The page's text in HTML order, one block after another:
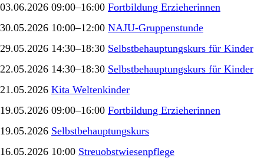
03.06.2026 09:00–16:00 Fortbildung Erzieherinnen
30.05.2026 10:00–12:00 NAJU-Gruppenstunde
29.05.2026 14:30–18:30 Selbstbehauptungskurs für Kinder
22.05.2026 14:30–18:30 Selbstbehauptungskurs für Kinder
21.05.2026 Kita Weltenkinder
19.05.2026 09:00–16:00 Fortbildung Erzieherinnen
19.05.2026 Selbstbehauptungskurs
16.05.2026 10:00 Streuobstwiesenpflege